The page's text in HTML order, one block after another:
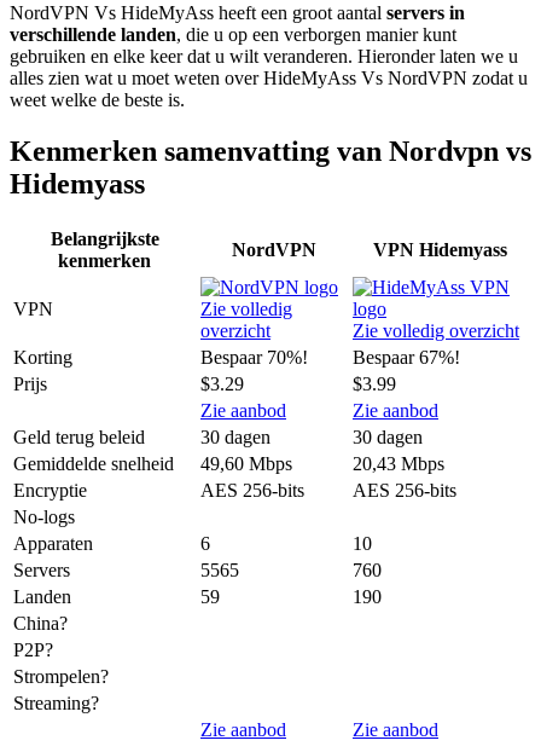
NordVPN Vs HideMyAss heeft een groot aantal servers in
verschillende landen, die u op een verborgen manier kunt
gebruiken en elke keer dat u wilt veranderen. Hieronder laten we u
alles zien wat u moet weten over HideMyAss Vs NordVPN zodat u
weet welke de beste is.
Kenmerken samenvatting van Nordvpn vs
Hidemyass
Belangrijkste
kenmerken
NordVPN VPN Hidemyass
VPN
Zie volledig
overzicht
Zie volledig overzicht
Korting
Bespaar 70%!
Bespaar 67%!
Prijs
$3.29
$3.99
Zie aanbod
Zie aanbod
Geld terug beleid
30 dagen
30 dagen
Gemiddelde snelheid
49,60 Mbps
20,43 Mbps
Encryptie
AES 256-bits
AES 256-bits
No-logs
Apparaten
6
10
Servers
5565
760
Landen
59
190
China?
P2P?
Strompelen?
Streaming?
Zie aanbod
Zie aanbod